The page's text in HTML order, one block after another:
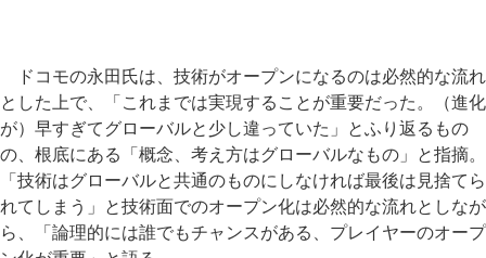
ドコモの永田氏は、技術がオープンになるのは必然的な流れ
とした上で、「これまでは実現することが重要だった。（進化
が）早すぎてグローバルと少し違っていた」とふり返るもの
の、根底にある「概念、考え方はグローバルなもの」と指摘。
「技術はグローバルと共通のものにしなければ最後は見捨てら
れてしまう」と技術面でのオープン化は必然的な流れとしなが
ら、「論理的には誰でもチャンスがある、プレイヤーのオープ